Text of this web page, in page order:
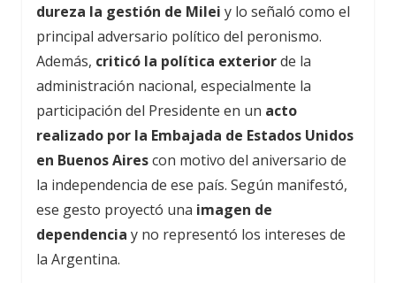
dureza la gestión de Milei y lo señaló como el
principal adversario político del peronismo.
Además, criticó la política exteriorde la
administración nacional, especialmente la
participación del Presidente en un acto
realizado por la Embajada de Estados Unidos
en Buenos Airescon motivo del aniversario de
la independencia de ese país. Según manifestó,
ese gesto proyectó una imagen de
dependencia y no representó los intereses de
la Argentina.